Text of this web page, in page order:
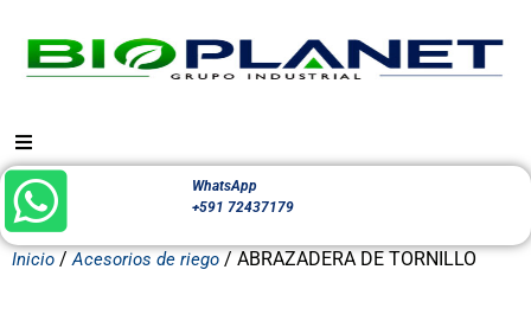
WhatsApp
+591 72437179
Inicio /Acesorios de riego / ABRAZADERA DE TORNILLO